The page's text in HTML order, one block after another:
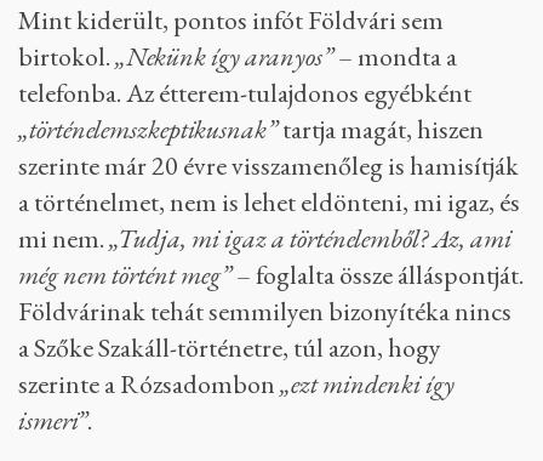
Mint kiderült, pontos infót Földvári sem
birtokol.„Nekünk így aranyos”– mondta a
telefonba. Az étterem-tulajdonos egyébként
„történelemszkeptikusnak”tartja magát, hiszen
szerinte már 20 évre visszamenőleg is hamisítják
a történelmet, nem is lehet eldönteni, mi igaz, és
mi nem.„Tudja, mi igaz a történelemből? Az, ami
még nem történt meg”– foglalta össze álláspontját.
Földvárinak tehát semmilyen bizonyítéka nincs
a Szőke Szakáll-történetre, túl azon, hogy
szerinte a Rózsadombon„ezt mindenki így
ismeri”.